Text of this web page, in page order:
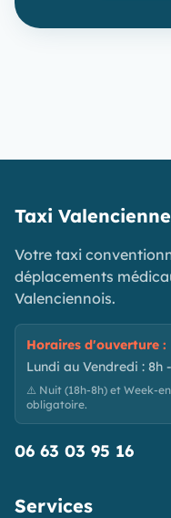
Taxi
Votre taxi
déplacements
Valenciennois.
Horaires d'ouverture :
Lundi au Vendredi : 8h
⚠️ Nuit (18h-8h) et Week-
obligatoire.
06 63 03 95 16
Services